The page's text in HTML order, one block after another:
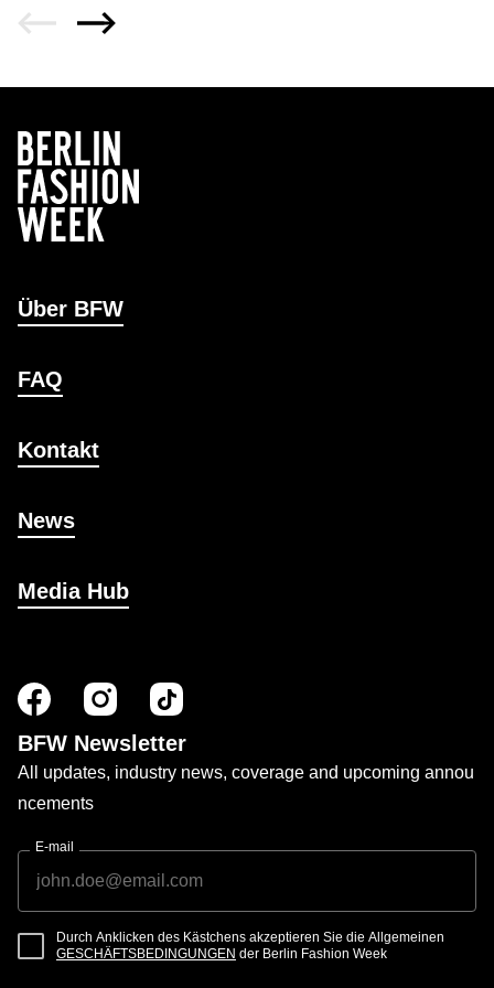
Über BFW
FAQ
Kontakt
News
Media Hub
BFW Newsletter
All updates, industry news, coverage and upcoming annou
ncements
E-mail
Durch Anklicken des Kästchens akzeptieren Sie die Allgemeinen
GESCHÄFTSBEDINGUNGEN der Berlin Fashion Week